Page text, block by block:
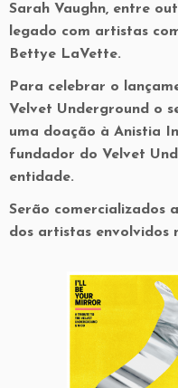
Sarah Vaughn, entre
legado com artistas
Bettye LaVette.
Para celebrar o
Velvet Underground o
uma doação à Anistia
fundador do Velvet
entidade.
Serão comercializados
dos artistas envolvidos